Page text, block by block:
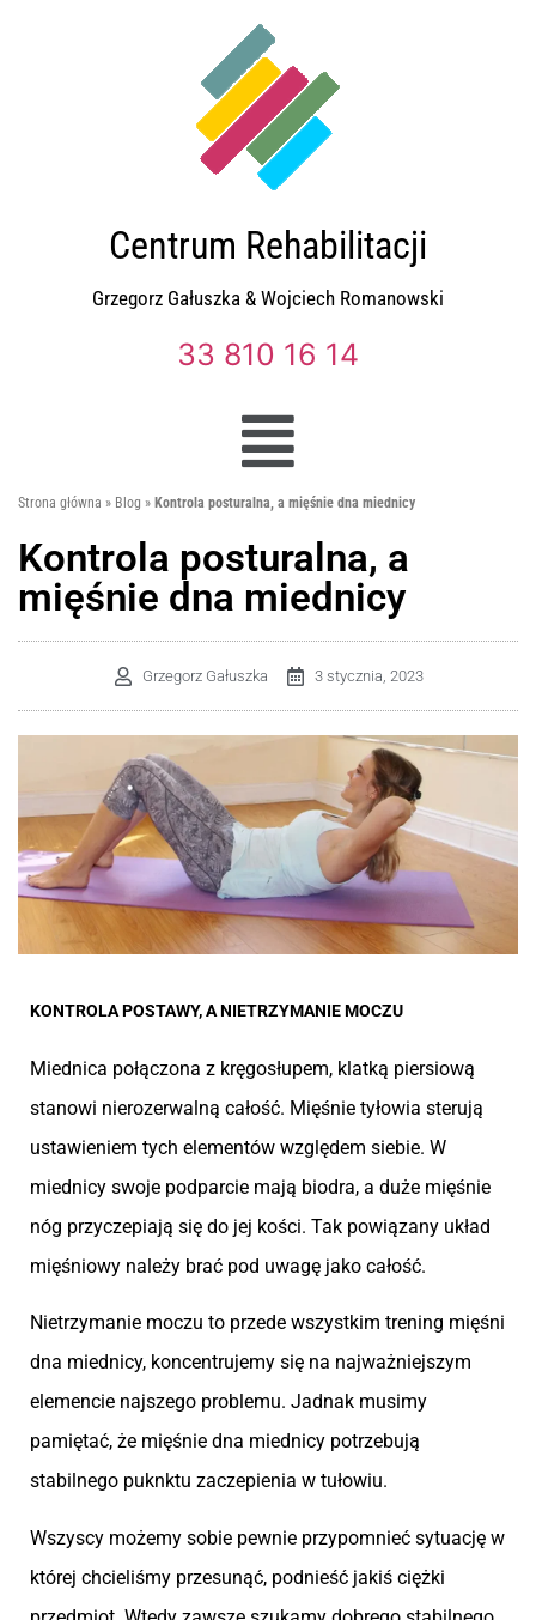
Centrum Rehabilitacji
Grzegorz Gałuszka & Wojciech Romanowski
33 810 16 14
Strona główna » Blog » Kontrola posturalna, a mięśnie dna miednicy
Kontrola posturalna, a
mięśnie dna miednicy
Grzegorz Gałuszka 3 stycznia, 2023
KONTROLA POSTAWY, A NIETRZYMANIE MOCZU
Miednica połączona z kręgosłupem, klatką piersiową
stanowi nierozerwalną całość. Mięśnie tyłowia sterują
ustawieniem tych elementów względem siebie. W
miednicy swoje podparcie mają biodra, a duże mięśnie
nóg przyczepiają się do jej kości. Tak powiązany układ
mięśniowy należy brać pod uwagę jako całość.
Nietrzymanie moczu to przede wszystkim trening mięśni
dna miednicy, koncentrujemy się na najważniejszym
elemencie najszego problemu. Jadnak musimy
pamiętać, że mięśnie dna miednicy potrzebują
stabilnego puknktu zaczepienia w tułowiu.
Wszyscy możemy sobie pewnie przypomnieć sytuację w
której chcieliśmy przesunąć, podnieść jakiś ciężki